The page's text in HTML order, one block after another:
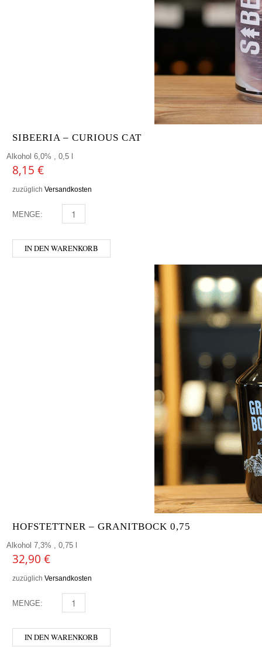
SIBEERIA – CURIOUS CAT
Alkohol 6,0% , 0,5 l
8,15 €
zuzüglich Versandkosten
MENGE: SIBEERIA - CURIOUS CAT MENGE
IN DEN WARENKORB
HOFSTETTNER – GRANITBOCK 0,75
Alkohol 7,3% , 0,75 l
32,90 €
zuzüglich Versandkosten
MENGE: HOFSTETTNER - GRANITBOCK 0,75 MENGE
IN DEN WARENKORB